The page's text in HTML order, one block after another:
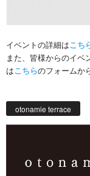
イベントの詳細はこち
また、皆様からのイベ
はこちらのフォームか
otonamie terrace